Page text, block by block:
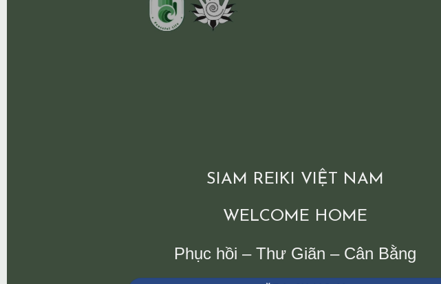
SIAM REIKI VIỆT NAM
WELCOME HOME
Phục hồi – Thư Giãn – Cân Bằng